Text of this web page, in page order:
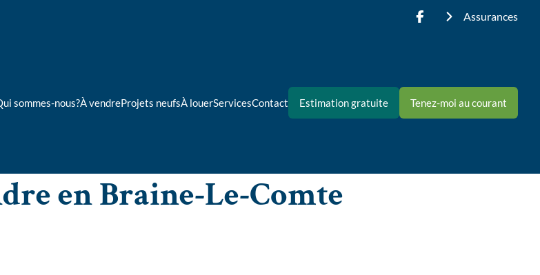
Assurances
sommes-nous?À vendreProjets neufsÀ louerServicesContact Estimation gratuite Tenez-moi au courant
en Braine-Le-Comte